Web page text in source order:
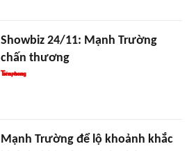
Showbiz 24/11: Mạnh Trường
chấn thương
Mạnh Trường để lộ khoảnh khắc